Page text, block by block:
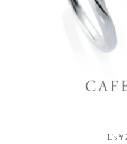
L's￥